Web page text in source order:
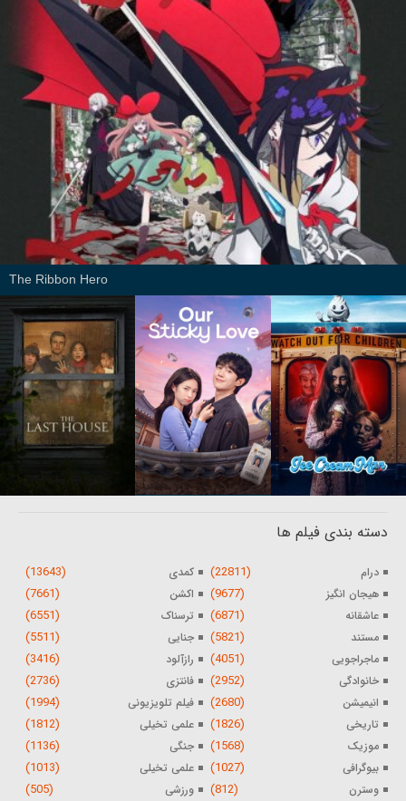
The Ribbon Hero
دسته بندی فیلم ها
درام (22811) کمدی (13643)
هیجان انگیز (9677) اکشن (7661)
عاشقانه (6871) ترسناک (6551)
مستند (5821) جنایی (5511)
ماجراجویی (4051) رازآلود (3416)
خانوادگی (2952) فانتزی (2736)
انیمیشن (2680) فیلم تلویزیونی (1994)
تاریخی (1826) علمی تخیلی (1812)
موزیک (1568) جنگی (1136)
بیوگرافی (1027) علمی تخیلی (1013)
وسترن (812) ورزشی (505)